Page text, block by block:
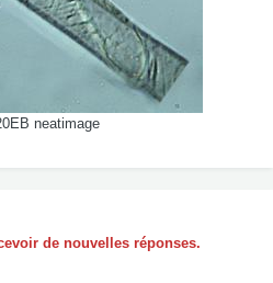
neatimage
de nouvelles réponses.